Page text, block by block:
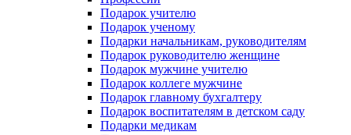
Подарок учителю
Подарок ученому
Подарки начальникам, руководителям
Подарок руководителю женщине
Подарок мужчине учителю
Подарок коллеге мужчине
Подарок главному бухгалтеру
Подарок воспитателям в детском саду
Подарки медикам